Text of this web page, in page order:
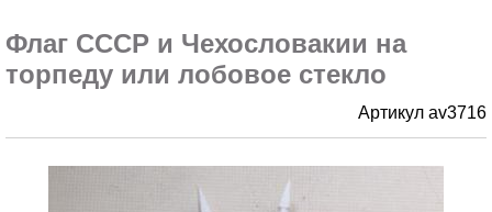
Флаг СССР и Чехословакии на
торпеду или лобовое стекло
Артикул av3716